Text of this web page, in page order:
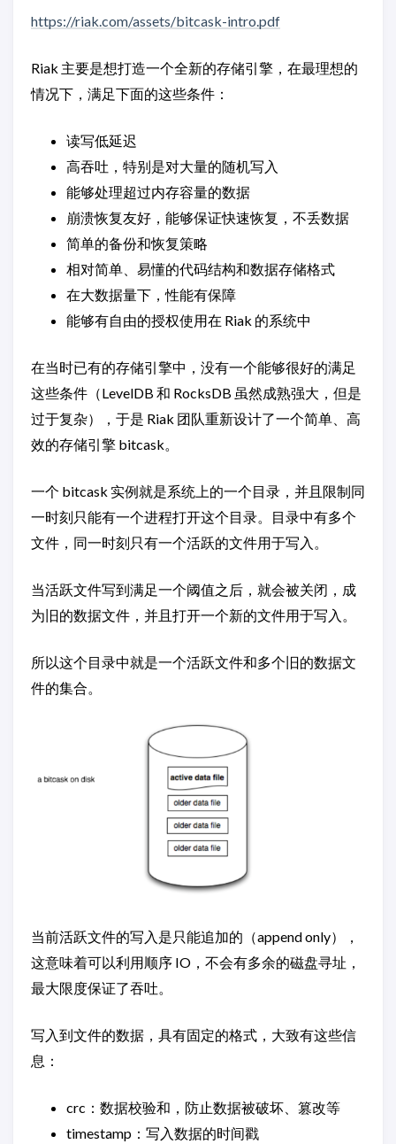
https://riak.com/assets/bitcask-intro.pdf
Riak 主要是想打造一个全新的存储引擎，在最理想的
情况下，满足下面的这些条件：
读写低延迟
高吞吐，特别是对大量的随机写入
能够处理超过内存容量的数据
崩溃恢复友好，能够保证快速恢复，不丢数据
简单的备份和恢复策略
相对简单、易懂的代码结构和数据存储格式
在大数据量下，性能有保障
能够有自由的授权使用在 Riak 的系统中
在当时已有的存储引擎中，没有一个能够很好的满足
这些条件（LevelDB 和 RocksDB 虽然成熟强大，但是
过于复杂），于是 Riak 团队重新设计了一个简单、高
效的存储引擎 bitcask。
一个 bitcask 实例就是系统上的一个目录，并且限制同
一时刻只能有一个进程打开这个目录。目录中有多个
文件，同一时刻只有一个活跃的文件用于写入。
当活跃文件写到满足一个阈值之后，就会被关闭，成
为旧的数据文件，并且打开一个新的文件用于写入。
所以这个目录中就是一个活跃文件和多个旧的数据文
件的集合。
当前活跃文件的写入是只能追加的（append only），
这意味着可以利用顺序 IO，不会有多余的磁盘寻址，
最大限度保证了吞吐。
写入到文件的数据，具有固定的格式，大致有这些信
息：
crc：数据校验和，防止数据被破坏、篡改等
timestamp：写入数据的时间戳